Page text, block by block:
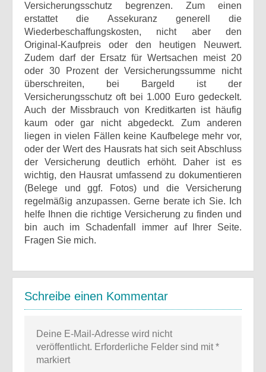
Versicherungsschutz begrenzen. Zum einen
erstattet die Assekuranz generell die
Wiederbeschaffungskosten, nicht aber den
Original-Kaufpreis oder den heutigen Neuwert.
Zudem darf der Ersatz für Wertsachen meist 20
oder 30 Prozent der Versicherungssumme nicht
überschreiten, bei Bargeld ist der
Versicherungsschutz oft bei 1.000 Euro gedeckelt.
Auch der Missbrauch von Kreditkarten ist häufig
kaum oder gar nicht abgedeckt. Zum anderen
liegen in vielen Fällen keine Kaufbelege mehr vor,
oder der Wert des Hausrats hat sich seit Abschluss
der Versicherung deutlich erhöht. Daher ist es
wichtig, den Hausrat umfassend zu dokumentieren
(Belege und ggf. Fotos) und die Versicherung
regelmäßig anzupassen. Gerne berate ich Sie. Ich
helfe Ihnen die richtige Versicherung zu finden und
bin auch im Schadenfall immer auf Ihrer Seite.
Fragen Sie mich.
Schreibe einen Kommentar
Deine E-Mail-Adresse wird nicht
veröffentlicht. Erforderliche Felder sind mit*
markiert